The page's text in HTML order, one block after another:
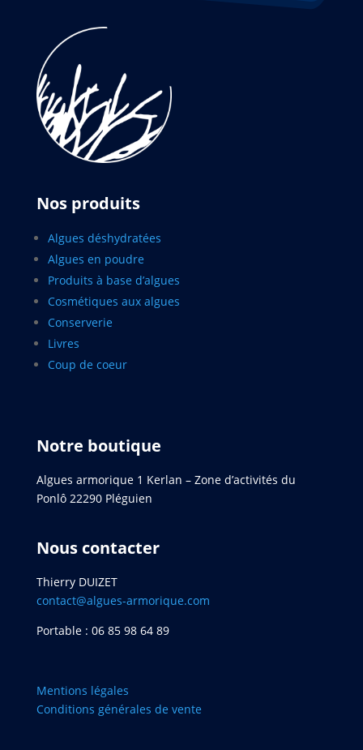
Nos produits
Algues déshydratées
Algues en poudre
Produits à base d’algues
Cosmétiques aux algues
Conserverie
Livres
Coup de coeur
Notre boutique
Algues armorique 1 Kerlan – Zone d’activités du
Ponlô 22290 Pléguien
Nous contacter
Thierry DUIZET
contact@algues-armorique.com
Portable : 06 85 98 64 89
Mentions légales
Conditions générales de vente